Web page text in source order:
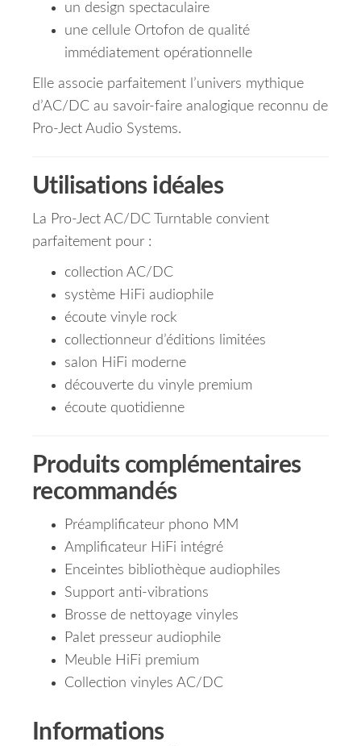
un design spectaculaire
une cellule Ortofon de qualité
immédiatement opérationnelle
Elle associe parfaitement l’univers mythique
d’AC/DC au savoir-faire analogique reconnu de
Pro-Ject Audio Systems.
Utilisations idéales
La Pro-Ject AC/DC Turntable convient
parfaitement pour :
collection AC/DC
système HiFi audiophile
écoute vinyle rock
collectionneur d’éditions limitées
salon HiFi moderne
découverte du vinyle premium
écoute quotidienne
Produits complémentaires
recommandés
Préamplificateur phono MM
Amplificateur HiFi intégré
Enceintes bibliothèque audiophiles
Support anti-vibrations
Brosse de nettoyage vinyles
Palet presseur audiophile
Meuble HiFi premium
Collection vinyles AC/DC
Informations